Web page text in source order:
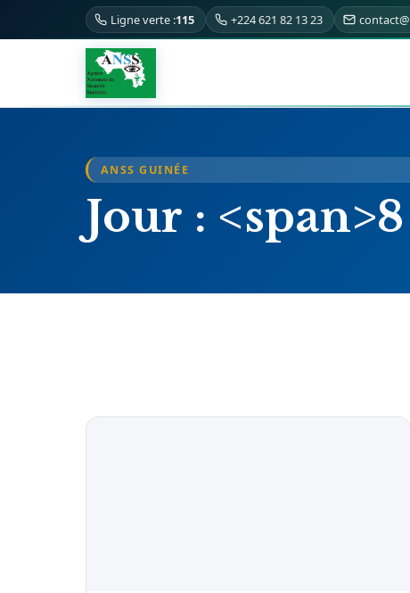
Ligne verte :115 +224 621 82 13 23
ANSS GUINÉE
Jour :